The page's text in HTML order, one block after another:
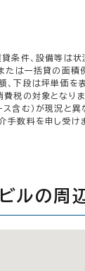
条件、設備等は状
たは一括貸の面積
下段は坪単価を表
税の対象となりま
含む）が現況と異
数料を申し受けま
ルの周